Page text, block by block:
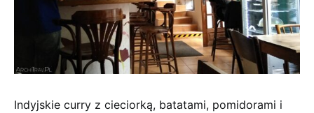
Indyjskie curry z cieciorką, batatami, pomidorami i